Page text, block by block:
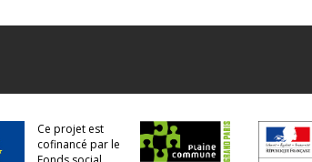
Ce projet est
cofinancé par le